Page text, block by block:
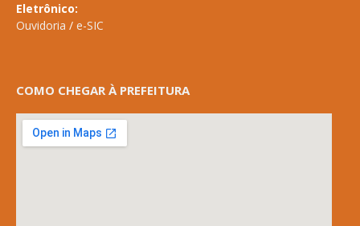
Eletrônico:
Ouvidoria / e-SIC
COMO CHEGAR À PREFEITURA